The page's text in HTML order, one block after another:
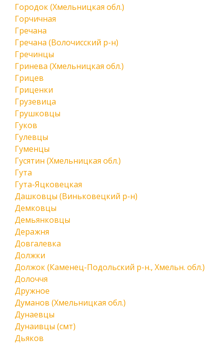
Городок (Хмельницкая обл.)
Горчичная
Гречана
Гречана (Волочисский р-н)
Гречинцы
Гринева (Хмельницкая обл.)
Грицев
Гриценки
Грузевица
Грушковцы
Гуков
Гулевцы
Гуменцы
Гусятин (Хмельницкая обл.)
Гута
Гута-Яцковецкая
Дашковцы (Виньковецкий р-н)
Демковцы
Демьянковцы
Деражня
Довгалевка
Должки
Должок (Каменец-Подольский р-н., Хмельн. обл.)
Долоччя
Дружное
Думанов (Хмельницкая обл.)
Дунаевцы
Дунаивцы (смт)
Дьяков